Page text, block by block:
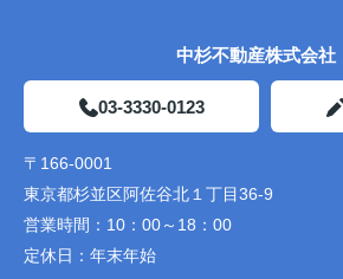
中杉不動産株式会社
03-3330-0123
〒166-0001
東京都杉並区阿佐谷北１丁目36-9
営業時間： 10：00～18：00
定休日： 年末年始